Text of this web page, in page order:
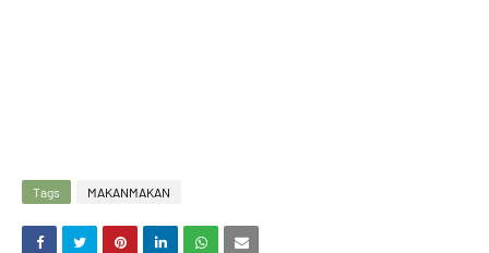
Tags MAKANMAKAN